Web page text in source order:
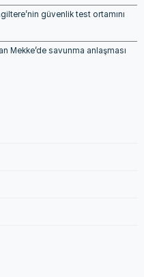
güvenlik test ortamını
Mekke’de savunma anlaşması